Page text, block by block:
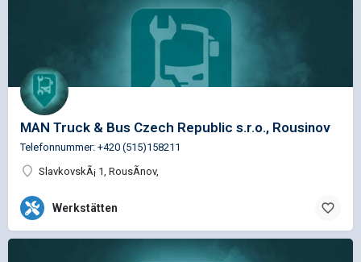
MAN Truck & Bus Czech Republic s.r.o., Rousinov
Telefonnummer: +420 (515)158211
SlavkovskÃ¡ 1, RousÃ­nov,
Werkstätten